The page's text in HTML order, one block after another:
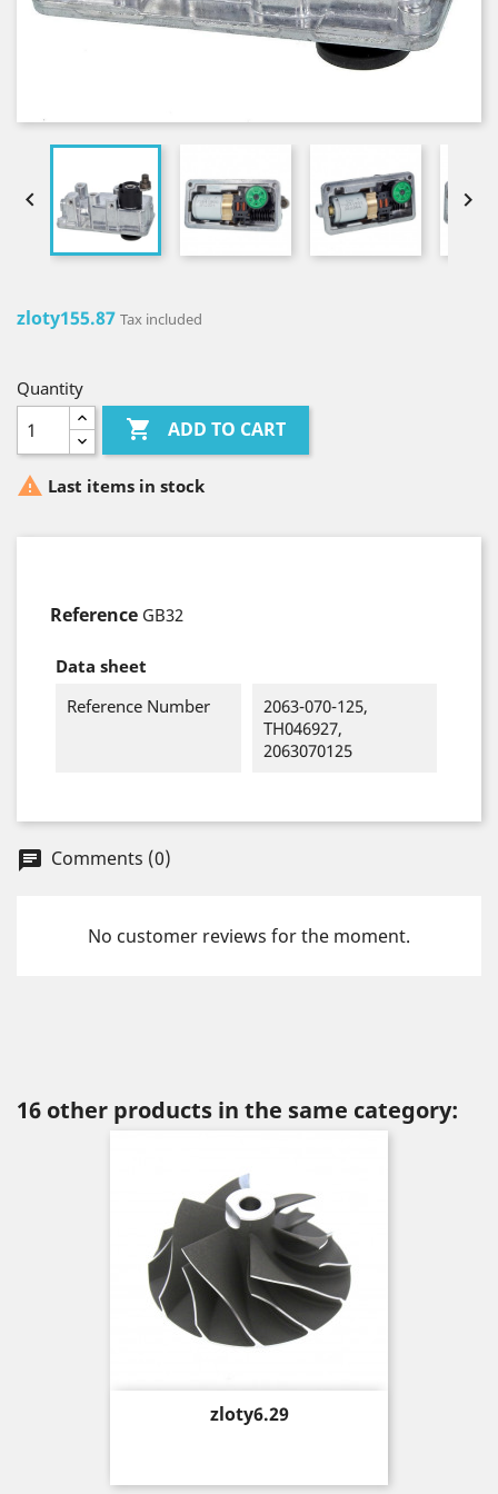
 
zloty155.87 Tax included
Quantity
 ADD TO CART
 Last items in stock
Reference GB32
Data sheet
Reference Number
2063-070-125,
TH046927,
2063070125
chat Comments (0)
No customer reviews for the moment.
16 other products in the same category:
Price
zloty6.29